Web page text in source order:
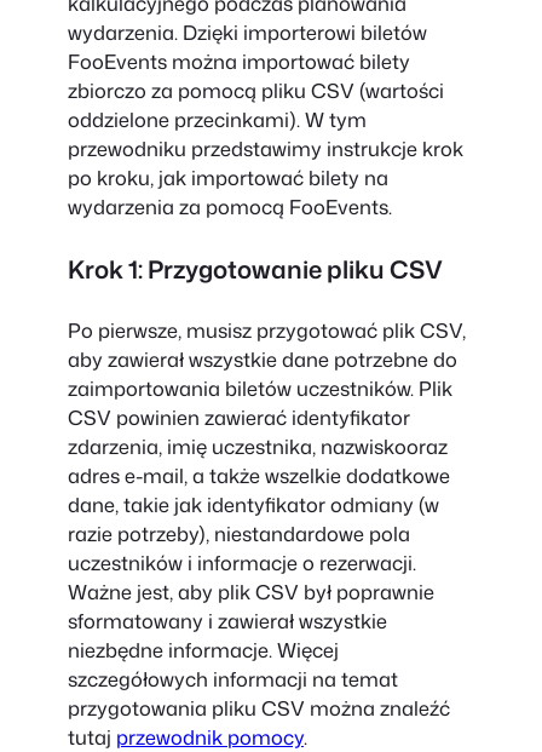
wydarzenia. Dzięki importerowi biletów
FooEvents można importować bilety
zbiorczo za pomocą pliku CSV (wartości
oddzielone przecinkami). W tym
przewodniku przedstawimy instrukcje krok
po kroku, jak importować bilety na
wydarzenia za pomocą FooEvents.
Krok 1: Przygotowanie pliku CSV
Po pierwsze, musisz przygotować plik CSV,
aby zawierał wszystkie dane potrzebne do
zaimportowania biletów uczestników. Plik
CSV powinien zawierać identyfikator
zdarzenia, imię uczestnika, nazwiskooraz
adres e-mail, a także wszelkie dodatkowe
dane, takie jak identyfikator odmiany(w
razie potrzeby), niestandardowe pola
uczestników i informacje o rezerwacji.
Ważne jest, aby plik CSV był poprawnie
sformatowany i zawierał wszystkie
niezbędne informacje. Więcej
szczegółowych informacji na temat
przygotowania pliku CSV można znaleźć
tutaj przewodnik pomocy.